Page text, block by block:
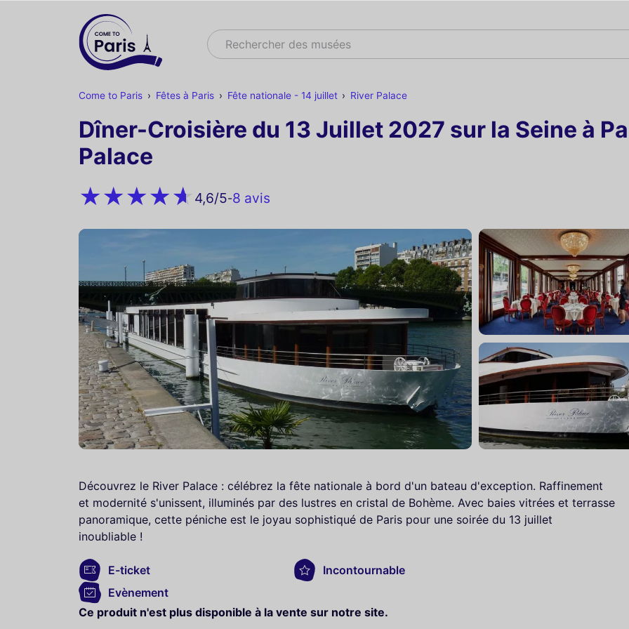
Rechercher
Rechercher des musées
Come to Paris Fêtes à Paris Fête nationale - 14 juillet River Palace
Dîner-Croisière du 13 Juillet 2027 sur la Seine à
Palace
4,6/5-8 avis
Découvrez le River Palace : célébrez la fête nationale à bord d'un bateau d'exception. Raffinement
et modernité s'unissent, illuminés par des lustres en cristal de Bohème. Avec baies vitrées et terrasse
panoramique, cette péniche est le joyau sophistiqué de Paris pour une soirée du 13 juillet
inoubliable !
E-ticket
Incontournable
Evènement
Ce produit n'est plus disponible à la vente sur notre site.